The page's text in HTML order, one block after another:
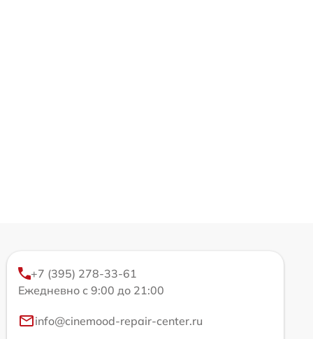
+7 (395) 278-33-61
Ежедневно с 9:00 до 21:00
info@cinemood-repair-center.ru